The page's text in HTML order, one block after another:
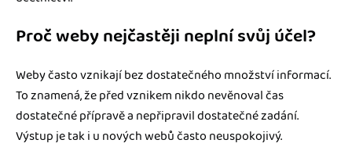
Proč weby nejčastěji neplní svůj účel?
Weby často vznikají bez dostatečného množství informací.
To znamená, že před vznikem nikdo nevěnoval čas
dostatečné přípravě a nepřipravil dostatečné zadání.
Výstup je tak i u nových webů často neuspokojivý.